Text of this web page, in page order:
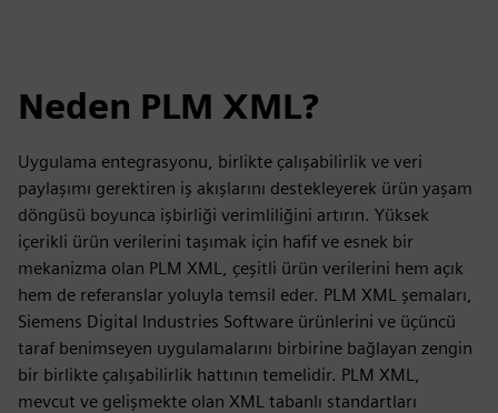
Neden PLM XML?
Uygulama entegrasyonu, birlikte çalışabilirlik ve veri
paylaşımı gerektiren iş akışlarını destekleyerek ürün yaşam
döngüsü boyunca işbirliği verimliliğini artırın. Yüksek
içerikli ürün verilerini taşımak için hafif ve esnek bir
mekanizma olan PLM XML, çeşitli ürün verilerini hem açık
hem de referanslar yoluyla temsil eder. PLM XML şemaları,
Siemens Digital Industries Software ürünlerini ve üçüncü
taraf benimseyen uygulamalarını birbirine bağlayan zengin
bir birlikte çalışabilirlik hattının temelidir. PLM XML,
mevcut ve gelişmekte olan XML tabanlı standartları